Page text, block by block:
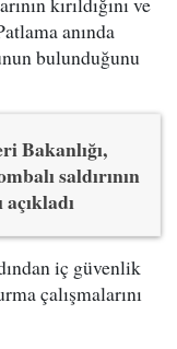
anında
bulunduğunu
Bakanlığı,
saldırının
açıkladı
iç güvenlik
çalışmalarını